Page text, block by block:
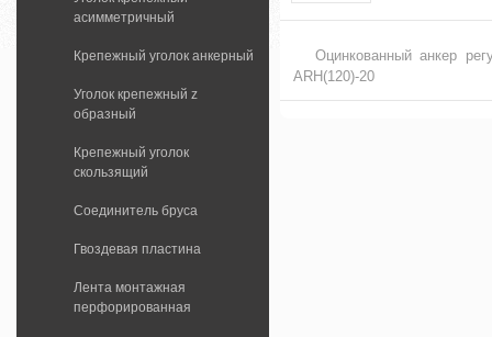
Оцинкованный анкер
ARH(120)-20
асимметричный
Крепежный уголок анкерный
Уголок крепежный z
образный
Крепежный уголок
скользящий
Соединитель бруса
Гвоздевая пластина
Лента монтажная
перфорированная